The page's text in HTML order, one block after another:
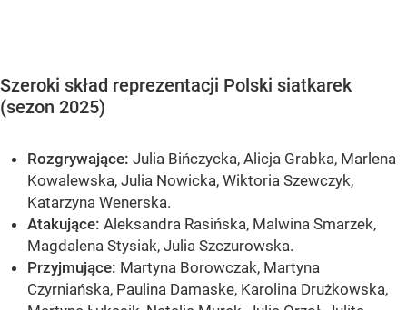
Szeroki skład reprezentacji Polski siatkarek
(sezon 2025)
Rozgrywające: Julia Bińczycka, Alicja Grabka, Marlena
Kowalewska, Julia Nowicka, Wiktoria Szewczyk,
Katarzyna Wenerska.
Atakujące: Aleksandra Rasińska, Malwina Smarzek,
Magdalena Stysiak, Julia Szczurowska.
Przyjmujące: Martyna Borowczak, Martyna
Czyrniańska, Paulina Damaske, Karolina Drużkowska,